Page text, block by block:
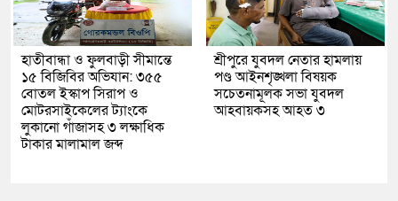
হাতীবান্ধা ও ফুলবাড়ী সীমান্তে
১৫ বিজিবির অভিযান: ৩৫৫
বোতল ইস্কাপ সিরাপ ও
মোটরসাইকেলের ট্যাংকে
লুকানো গাঁজাসহ ৩ লক্ষাধিক
টাকার মালামাল জব্দ
শ্রীপুরে যুবদল নেতার হামলায়
পণ্ড আইনশৃঙ্খলা বিষয়ক
সচেতনামূলক সভা যুবদল
আহবায়কসহ আহত ৩